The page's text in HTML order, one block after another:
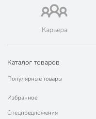
Карьера
Каталог товаров
Популярные товары
Избранное
Спецпредложения